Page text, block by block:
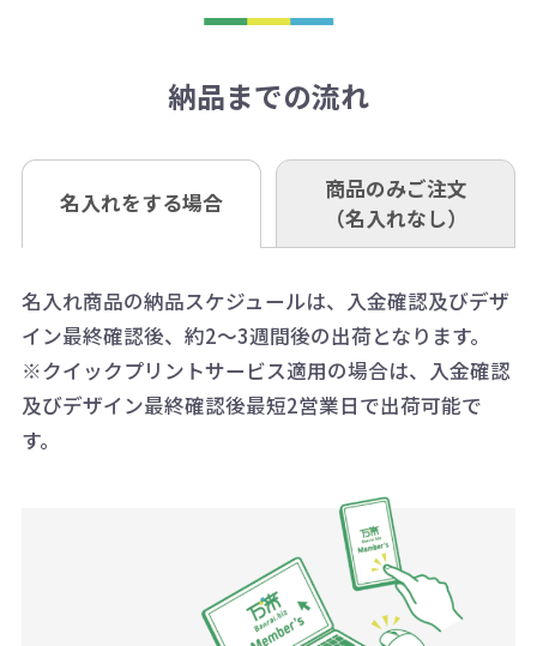
アラートに従って数を調整してくだ
います。あらかじめご了承くださ
※不良商品は商品到着後7営業日以
お問合せ先
AM10:00～PM5:00（土・日・祝日を
除く平日）
相談下さい。
なお、印刷代はボリュームディスカ
同じ版で多くの数量を印刷すると、1
個当たりの印刷代単価がお安くなり
一方、数量が少なく一定数に満たな
い場合は、単価計算ではなく、印刷
代の基本料金を一式頂戴する場合が
ございます。
商品や印刷方法によって異なります
ので、予めご了承ください。
例：200個未満（1式：18,000円）
■ゆうちょ銀行（振替口座）
口座名 株式会社モノベーション
※振り込み手数料はお客さま負担と
なりますのでご注意ください。
ご入金確認後約3週間となります。
定しているものもあります。
あれば、午前中までにご注文とご入
金いただければ翌日着でお送りする
お急ぎの場合、ご相談ください。最
大限努力いたします。
き別途申し受けます。
も複数ヶ所への納品の場合、別途送
料頂戴する場合がございます。
詳細はこちらご確認ください。
配送について
納品までの流れ
名入れをする場合
商品のみご注文
（名入れなし）
名入れ商品の納品スケジュールは、入金確認及びデザ
イン最終確認後、約2～3週間後の出荷となります。
※クイックプリントサービス適用の場合は、入金確認
及びデザイン最終確認後最短2営業日で出荷可能で
す。